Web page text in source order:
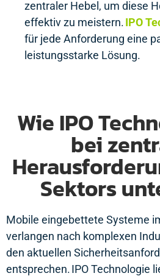
zentraler Hebel, um diese
effektiv zu meistern.IPO
für jede Anforderung eine
leistungsstarke Lösung.​
Wie IPO
bei
Sektors
Mobile eingebettete Systeme
verlangen nach komplexen
den aktuellen
entsprechen. IPO Technologie